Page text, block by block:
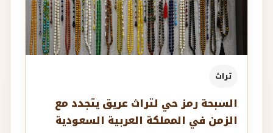
تراث
السبحة رمز حي لتراث عريق يتجدد مع
الزمن في المملكة العربية السعودية